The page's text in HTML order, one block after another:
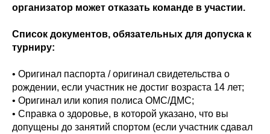
организатор может отказать команде в участии.
Список документов, обязательных для допуска к
турниру:
• Оригинал паспорта / оригинал свидетельства о
рождении, если участник не достиг возраста 14 лет;
• Оригинал или копия полиса ОМС/ДМС;
• Справка о здоровье, в которой указано, что вы
допущены до занятий спортом (если участник сдавал